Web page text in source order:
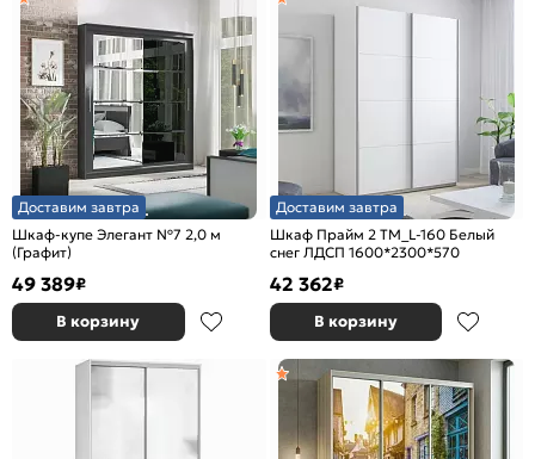
Доставим завтра
Шкаф-купе Элегант №7 2,0 м
(Графит)
49 389₽
В корзину
Доставим завтра
Шкаф Прайм 2 TM_L-160 Белый
снег ЛДСП 1600*2300*570
42 362₽
В корзину